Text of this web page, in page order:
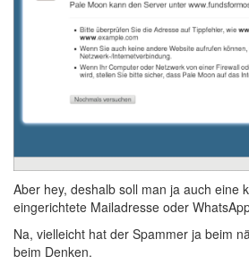
Aber hey, deshalb soll man ja auch eine
eingerichtete Mailadresse oder
Na, vielleicht hat der Spammer ja beim
beim Denken.